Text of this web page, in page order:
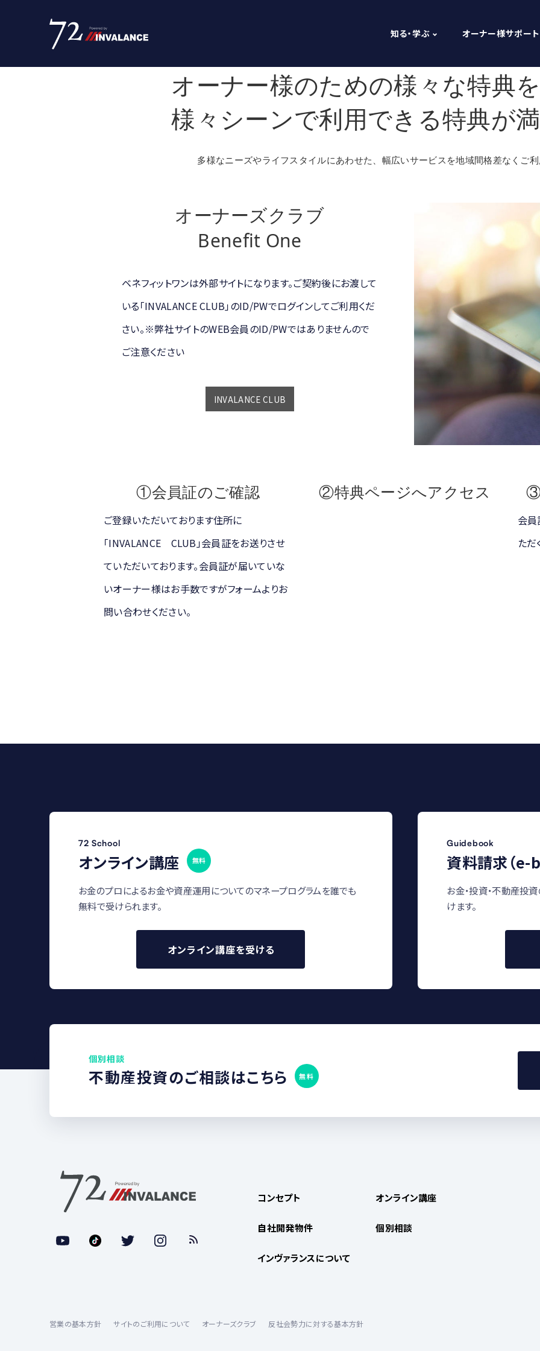
知る・学ぶ オーナー様サポート
オーナー様のための様々な特典を
様々シーンで利用できる特典が満
多様なニーズやライフスタイルにあわせた、幅広いサービスを地域間格差なくご利
オーナーズクラブ
Benefit One
ベネフィットワンは外部サイトになります。ご契約後にお渡して
いる「INVALANCE CLUB」のID/PWでログインしてご利用くだ
さい。※弊社サイトのWEB会員のID/PWではありませんので
ご注意ください
INVALANCE CLUB
①会員証のご確認
ご登録いただいております住所に
「INVALANCE CLUB」会員証をお送りさせ
ていただいております。会員証が届いていな
いオーナー様はお手数ですがフォームよりお
問い合わせください。
②特典ページへアクセス ③
会員
ただ
72 School
オンライン講座 無料
お金のプロによるお金や資産運用についてのマネープログラムを誰でも
無料で受けられます。
オンライン講座を受ける
Guidebook
資料請求（e-
お金・投資・不動産投
けます。
個別相談
不動産投資のご相談はこちら 無料
コンセプト
自社開発物件
インヴァランスについて
オンライン講座
個別相談
営業の基本方針 サイトのご利用について オーナーズクラブ 反社会勢力に対する基本方針